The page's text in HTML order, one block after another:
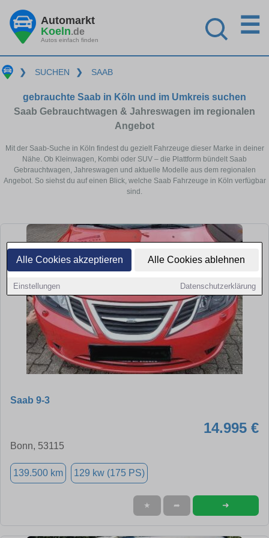
Alle Cookies akzeptieren Alle Cookies ablehnen
Einstellungen Datenschutzerklärung
Automarkt
Koeln.de
Autos einfach finden
☰
❯ SUCHEN ❯ SAAB
gebrauchte Saab in Köln und im Umkreis suchen
Saab Gebrauchtwagen & Jahreswagen im regionalen
Angebot
Mit der Saab-Suche in Köln findest du gezielt Fahrzeuge dieser Marke in deiner
Nähe. Ob Kleinwagen, Kombi oder SUV – die Plattform bündelt Saab
Gebrauchtwagen, Jahreswagen und aktuelle Modelle aus dem regionalen
Angebot. So siehst du auf einen Blick, welche Saab Fahrzeuge in Köln verfügbar
sind.
Saab 9-3
14.995 €
Bonn, 53115
139.500 km 129 kw (175 PS)
★ ➦ ➜